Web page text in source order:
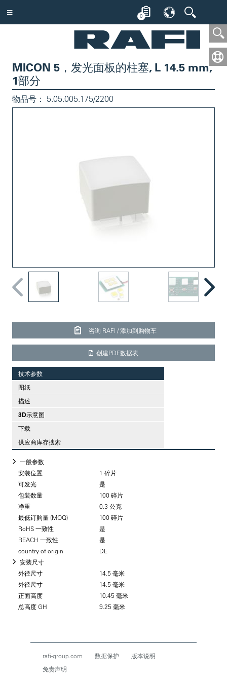
0
MICON 5，发光面板的柱塞, L 14.5 mm,
1部分
物品号： 5.05.005.175/2200
咨询 RAFI / 添加到购物车
创建PDF数据表
技术参数
图纸
描述
3D示意图
下载
供应商库存搜索
一般参数
安装位置
1 碎片
可发光
是
包装数量
100 碎片
净重
0.3 公克
最低订购量 (MOQ)
100 碎片
RoHS 一致性
是
REACH 一致性
是
country of origin
DE
安装尺寸
外径尺寸
14.5 毫米
外径尺寸
14.5 毫米
正面高度
10.45 毫米
总高度 GH
9.25 毫米
rafi-group.com 数据保护
版本说明
免责声明